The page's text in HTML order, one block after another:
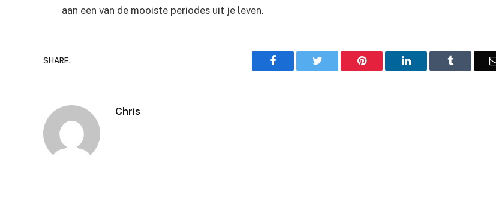
aan een van de mooiste periodes uit je leven.
SHARE. Facebook Twitter Pinterest LinkedIn Tumblr
Chris